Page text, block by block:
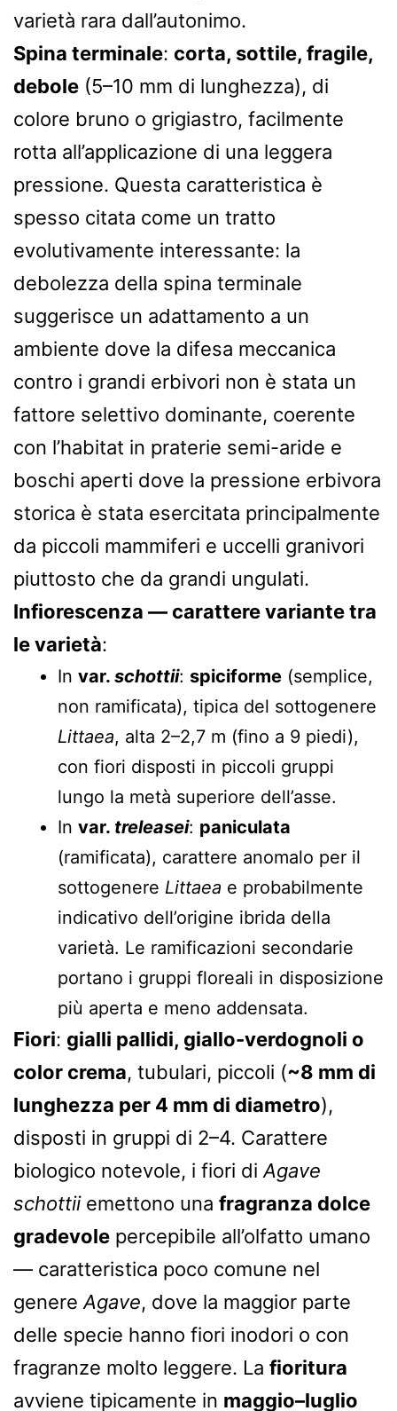
varietà rara dall’autonimo.
Spina terminale: corta, sottile, fragile,
debole (5–10 mm di lunghezza), di
colore bruno o grigiastro, facilmente
rotta all’applicazione di una leggera
pressione. Questa caratteristica è
spesso citata come un tratto
evolutivamente interessante: la
debolezza della spina terminale
suggerisce un adattamento a un
ambiente dove la difesa meccanica
contro i grandi erbivori non è stata un
fattore selettivo dominante, coerente
con l’habitat in praterie semi-aride e
boschi aperti dove la pressione erbivora
storica è stata esercitata principalmente
da piccoli mammiferi e uccelli granivori
piuttosto che da grandi ungulati.
Infiorescenza — carattere variante tra
le varietà:
In var. schottii: spiciforme (semplice,
non ramificata), tipica del sottogenere
Littaea, alta 2–2,7 m (fino a 9 piedi),
con fiori disposti in piccoli gruppi
lungo la metà superiore dell’asse.
In var. treleasei: paniculata
(ramificata), carattere anomalo per il
sottogenere Littaea e probabilmente
indicativo dell’origine ibrida della
varietà. Le ramificazioni secondarie
portano i gruppi floreali in disposizione
più aperta e meno addensata.
Fiori: gialli pallidi, giallo-verdognoli o
color crema, tubulari, piccoli (~8 mm di
lunghezza per 4 mm di diametro),
disposti in gruppi di 2–4. Carattere
biologico notevole, i fiori di Agave
schottiiemettono una fragranza dolce
gradevole percepibile all’olfatto umano
— caratteristica poco comune nel
genere Agave, dove la maggior parte
delle specie hanno fiori inodori o con
fragranze molto leggere. La fioritura
avviene tipicamente in maggio–luglio